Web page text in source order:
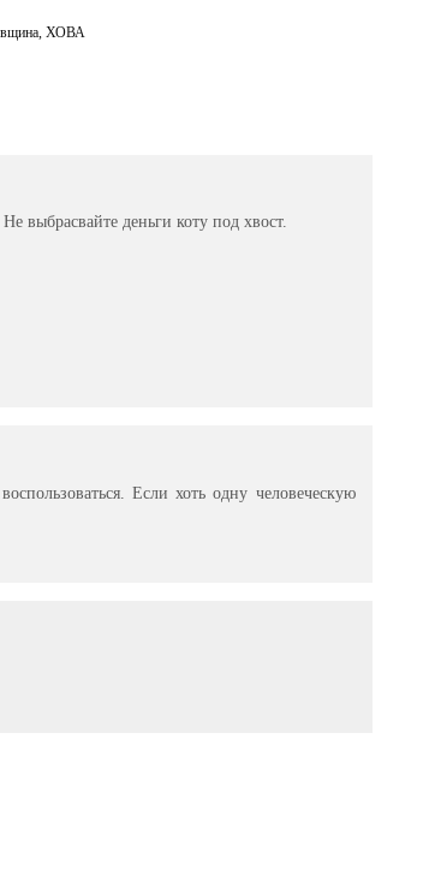
,ХОВА
выбрасвайте деньги коту под хвост.
Если хоть одну человеческую